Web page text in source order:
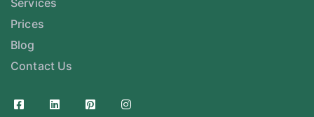
Services
Prices
Blog
Contact Us